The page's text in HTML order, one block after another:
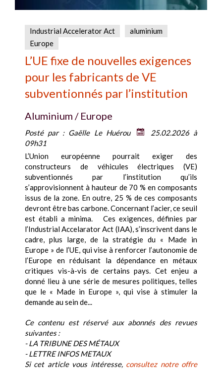
Industrial Accelerator Act
aluminium
Europe
L’UE fixe de nouvelles exigences
pour les fabricants de VE
subventionnés par l’institution
Aluminium / Europe
Posté par : Gaëlle Le Huérou
25.02.2026 à
09h31
L’Union européenne pourrait exiger des
constructeurs de véhicules électriques (VE)
subventionnés par l’institution qu’ils
s’approvisionnent à hauteur de 70 % en composants
issus de la zone. En outre, 25 % de ces composants
devront être bas carbone. Concernant l’acier, ce seuil
est établi a minima. Ces exigences, définies par
l’Industrial Accelarator Act (IAA), s’inscrivent dans le
cadre, plus large, de la stratégie du « Made in
Europe » de l’UE, qui vise à renforcer l’autonomie de
l’Europe en réduisant la dépendance en métaux
critiques vis-à-vis de certains pays. Cet enjeu a
donné lieu à une série de mesures politiques, telles
que le « Made in Europe », qui vise à stimuler la
demande au sein de...
Ce contenu est réservé aux abonnés des revues
suivantes :
- LA TRIBUNE DES MÉTAUX
- LETTRE INFOS METAUX
Si cet article vous intéresse, consultez notre offre